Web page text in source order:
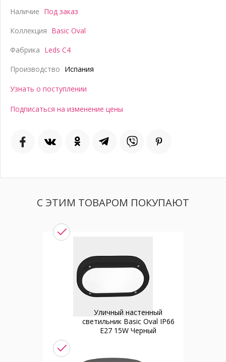
Наличие Под заказ
Коллекция Basic Oval
Фабрика Leds C4
Производство Испания
Узнать о поступлении
Подписаться на изменение цены
С ЭТИМ ТОВАРОМ ПОКУПАЮТ
Уличный настенный
светильник Basic Oval IP66
E27 15W Черный